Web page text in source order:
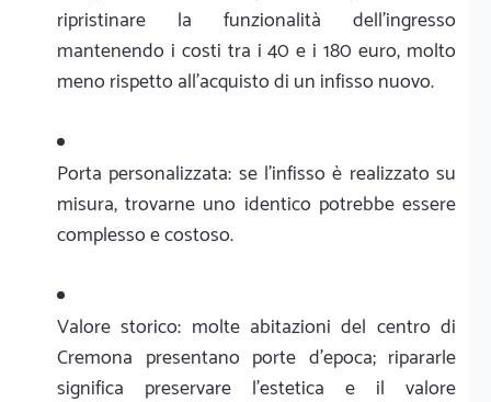
ripristinare la funzionalità dell'ingresso
mantenendo i costi tra i 40 e i 180 euro, molto
meno rispetto all'acquisto di un infisso nuovo.
Porta personalizzata: se l'infisso è realizzato su
misura, trovarne uno identico potrebbe essere
complesso e costoso.
Valore storico: molte abitazioni del centro di
Cremona presentano porte d'epoca; ripararle
significa preservare l'estetica e il valore